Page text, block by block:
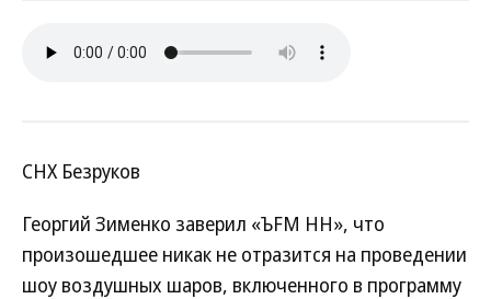
СНХ Безруков
Георгий Зименко заверил «ЪFM НН», что
произошедшее никак не отразится на проведении
шоу воздушных шаров, включенного в программу